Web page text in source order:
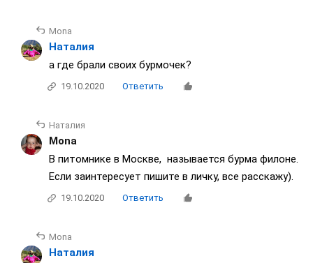
Mona
Наталия
а где брали своих бурмочек?
19.10.2020 Ответить
Наталия
Mona
В питомнике в Москве, называется бурма филоне.
Если заинтересует пишите в личку, все расскажу).
19.10.2020 Ответить
Mona
Наталия